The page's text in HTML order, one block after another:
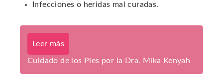
Infecciones o heridas mal curadas.
Leer más
Cuidado de los Pies por la Dra. Mika Kenyah